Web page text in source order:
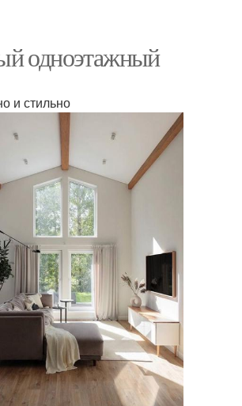
одноэтажный
и стильно